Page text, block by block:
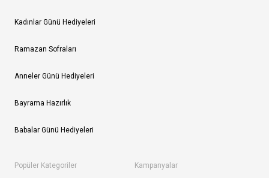
Kadınlar Günü Hediyeleri
Ramazan Sofraları
Anneler Günü Hediyeleri
Bayrama Hazırlık
Babalar Günü Hediyeleri
Popüler Kategoriler Kampanyalar